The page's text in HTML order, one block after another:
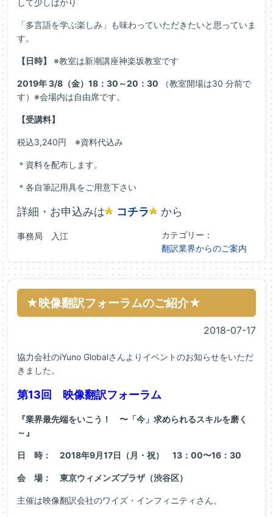
して少しばかり
「多言語を学ぶ楽しみ」も味わっていただきたいと思っていま
す。
【日時】 ※教室は新潮講座神楽坂教室です
2019年 3/8（金）18：30～20：30 （教室開場は30 分前で
す）※会場内は自由席です。
【受講料】
税込3,240円 ※資料代込み
＊資料を配布します。
＊各自筆記用具をご用意下さい
詳細・お申込みは コチラ から
事務局 入江
カテゴリー：
翻訳業界からのご案内
★映像翻訳フォーラムのご紹介★
2018-07-17
協力会社のiYuno Globalさんよりイベントのお知らせをいただ
きました。
第13回 映像翻訳フォーラム
『業界最先端をいこう！ 〜「今」求められるスキルを磨く
～』
日 時： 2018年9月17日（月・祝） 13：00〜16：30
会 場： 東京ウィメンズプラザ（渋谷区）
主催は映像翻訳会社のワイズ・インフィニティさん。